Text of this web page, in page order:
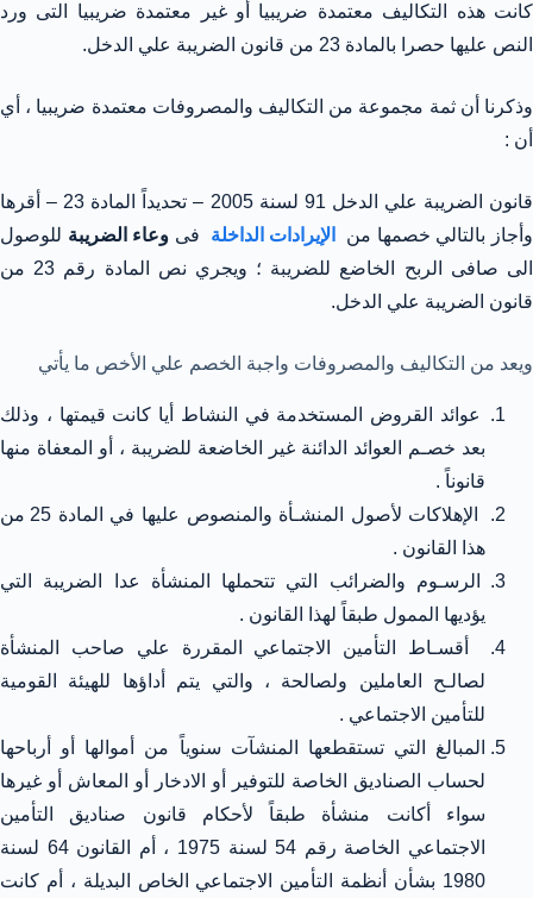
كانت هذه التكاليف معتمدة ضريبيا أو غير معتمدة ضريبيا التى ورد
النص عليها حصرا بالمادة 23 من قانون الضريبة علي الدخل.
وذكرنا أن ثمة مجموعة من التكاليف والمصروفات معتمدة ضريبيا ، أي
أن :
قانون الضريبة علي الدخل 91 لسنة 2005 – تحديداً المادة 23 – أقرها
وأجاز بالتالي خصمها من
الإيرادات الداخلة فى وعاء الضريبة للوصول
الى صافى الربح الخاضع للضريبة ؛ ويجري نص المادة رقم 23 من
قانون الضريبة علي الدخل.
ويعد من التكاليف والمصروفات واجبة الخصم علي الأخص ما يأتي
عوائد القروض المستخدمة في النشاط أيا كانت قيمتها ، وذلك
بعد خصـم العوائد الدائنة غير الخاضعة للضريبة ، أو المعفاة منها
قانوناً .
الإهلاكات لأصول المنشـأة والمنصوص عليها في المادة 25 من
هذا القانون .
الرسـوم والضرائب التي تتحملها المنشأة عدا الضريبة التي
يؤديها الممول طبقاً لهذا القانون .
أقسـاط التأمين الاجتماعي المقررة علي صاحب المنشأة
لصالـح العاملين ولصالحة ، والتي يتم أداؤها للهيئة القومية
للتأمين الاجتماعي .
المبالغ التي تستقطعها المنشآت سنوياً من أموالها أو أرباحها
لحساب الصناديق الخاصة للتوفير أو الادخار أو المعاش أو غيرها
سواء أكانت منشأة طبقاً لأحكام قانون صناديق التأمين
الاجتماعي الخاصة رقم 54 لسنة 1975 ، أم القانون 64 لسنة
1980 بشأن أنظمة التأمين الاجتماعي الخاص البديلة ، أم كانت